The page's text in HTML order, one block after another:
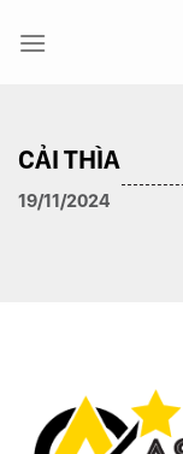
đến
CẢI THÌA
19/11/2024